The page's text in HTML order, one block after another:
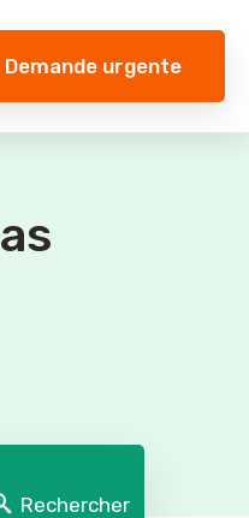
Demande urgente
Rechercher